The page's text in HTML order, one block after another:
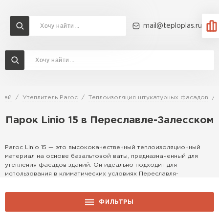
mail@teploplas.ru
Утеплитель Paroc Теплоизоляция штукатурных фасадов
Парок Linio 15 в Переславле-Залесском
Paroc Linio 15 — это высококачественный теплоизоляционный
материал на основе базальтовой ваты, предназначенный для
утепления фасадов зданий. Он идеально подходит для
использования в климатических условиях Переславля-
Материал отличается прочностью и экологичностью, что делает
его популярным выбором для строительства и ремонта в столице.
ФИЛЬТРЫ
Доставка и оплата
Перейти в каталог
Утеплитель Ветонит
Утеплитель Profiplex
ПЕРЕЙТИ
Утеплитель Rockwool
Утеплитель Knauf